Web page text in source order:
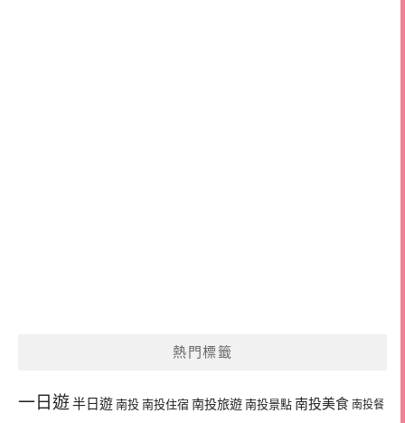
熱門標籤
一日遊半日遊 南投 南投住宿 南投旅遊 南投景點 南投美食 南投餐